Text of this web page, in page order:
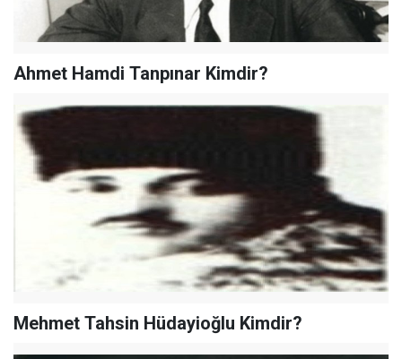
Ahmet Hamdi Tanpınar Kimdir?
Mehmet Tahsin Hüdayioğlu Kimdir?